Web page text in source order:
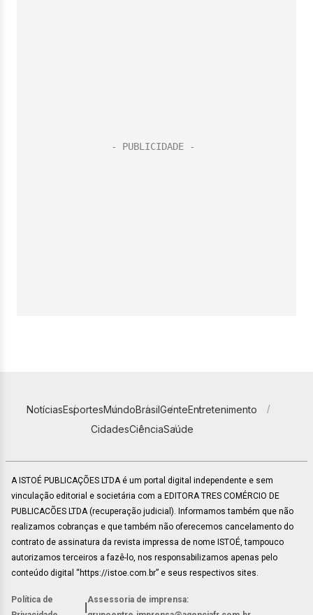
NotíciasEsportesMundoBrasilGenteEntretenimento
CidadesCiênciaSaúde
A ISTOÉ PUBLICAÇÕES LTDA é um portal digital independente e sem
vinculação editorial e societária com a EDITORA TRES COMÉRCIO DE
PUBLICACÕES LTDA (recuperação judicial). Informamos também que não
realizamos cobranças e que também não oferecemos cancelamento do
contrato de assinatura da revista impressa de nome ISTOÉ, tampouco
autorizamos terceiros a fazê-lo, nos responsabilizamos apenas pelo
conteúdo digital “https://istoe.com.br” e seus respectivos sites.
Política de
Assessoria de imprensa: